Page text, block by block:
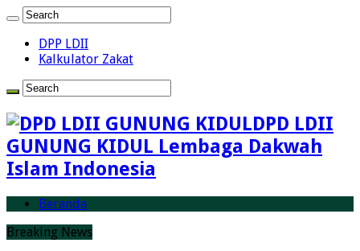
DPP LDII
Kalkulator Zakat
DPD LDII
GUNUNG KIDUL Lembaga Dakwah
Islam Indonesia
Beranda
Breaking News